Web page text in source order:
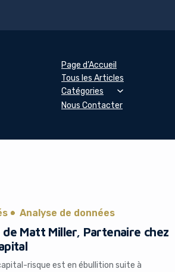
Page d’Accueil
Tous les Articles
Catégories
Nous Contacter
Analyse de données
Matt Miller, Partenaire chez
risque est en ébullition suite à